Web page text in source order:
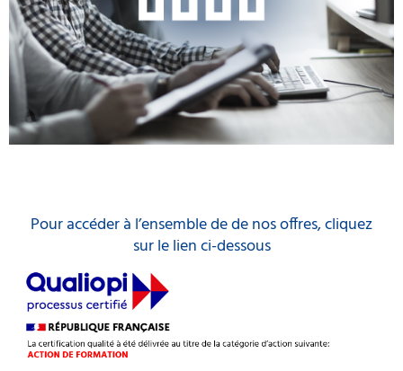
Pour accéder à l’ensemble de de nos offres, cliquez
sur le lien ci-dessous